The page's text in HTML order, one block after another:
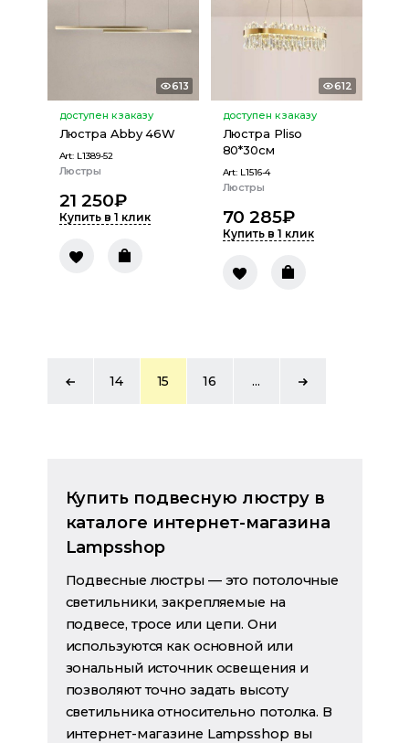
613
доступен к заказу
Люстра Abby 46W
Art: L1389-52
Люстры
21 250₽
Купить в 1 клик
612
доступен к заказу
Люстра Pliso
80*30см
Art: L1516-4
Люстры
70 285₽
Купить в 1 клик
14 15 16 ...
Купить подвесную люстру в
каталоге интернет-магазина
Lampsshop
Подвесные люстры — это потолочные
светильники, закрепляемые на
подвесе, тросе или цепи. Они
используются как основной или
зональный источник освещения и
позволяют точно задать высоту
светильника относительно потолка. В
интернет-магазине Lampsshop вы